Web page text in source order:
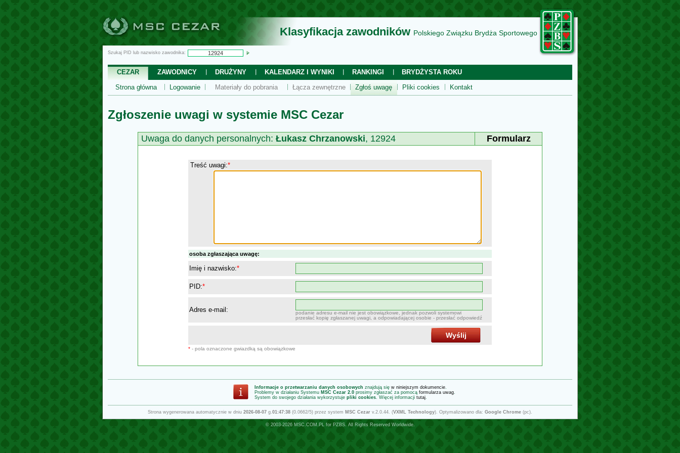
Klasyfikacja zawodników Polskiego Związku Brydża Sportowego
Szukaj PID lub nazwisko zawodnika:
CEZAR ZAWODNICY DRUŻYNY KALENDARZ I WYNIKI RANKINGI
BRYDŻYSTA ROKU
Strona główna
Logowanie Materiały do pobrania Łącza zewnętrzne Zgłoś uwagę Pliki cookies Kontakt
Zgłoszenie uwagi w systemie MSC Cezar
Uwaga do danych personalnych: Łukasz Chrzanowski, 12924 Formularz
Treść uwagi:*
osoba zgłaszająca uwagę:
Imię i nazwisko:*
PID:*
Adres e-mail:
podanie adresu e-mail nie jest obowiązkowe, jednak pozwoli systemowi
przesłać kopię zgłaszanej uwagi, a odpowiadającej osobie - przesłać odpowiedź
Wyślij
* - pola oznaczone gwiazdką są obowiązkowe
Informacje o przetwarzaniu danych osobowych znajdują się w niniejszym dokumencie.
Problemy w działaniu Systemu MSC Cezar 2.0 prosimy zgłaszać za pomocą formularza uwag.
System do swojego działania wykorzystuje pliki cookies. Więcej informacji tutaj.
Strona wygenerowana automatycznie w dniu 2026-08-07 g.01:47:38 (0.0662/5) przez system MSC Cezar v.2.0.44. (VXML Technology). Optymalizowano dla: Google Chrome (pc).
© 2003-2026 MSC.COM.PLfor PZBS. All Rights Reserved Worldwide.